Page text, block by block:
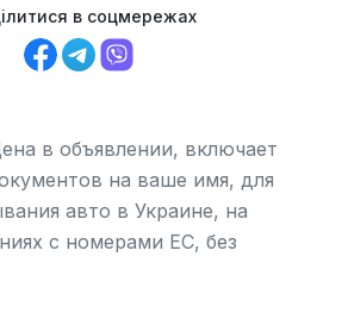
в соцмережах
в объявлении, включает
на ваше имя, для
авто в Украине, на
с номерами ЕС, без
период времени. Работаю под